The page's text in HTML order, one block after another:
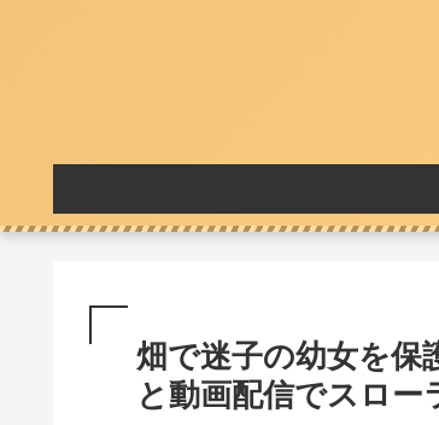
畑で迷子の幼女を保
と動画配信でスロ